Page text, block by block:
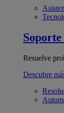
Resuelve
Descubre